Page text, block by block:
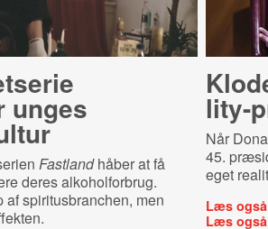
unges
Fastlandhåber at få
deres alkoholforbrug.
af spiritusbranchen, men
li­ty-​
Når
45.
eget
Læs
Læs